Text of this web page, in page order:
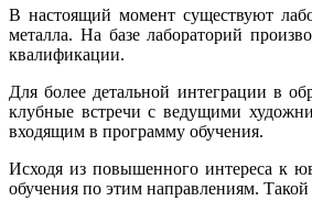
В настоящий момент существуют
металла. На базе лабораторий
квалификации.
Для более детальной интеграции в
клубные встречи с ведущими
входящим в программу обучения.
Исходя из повышенного интереса к
обучения по этим направлениям.